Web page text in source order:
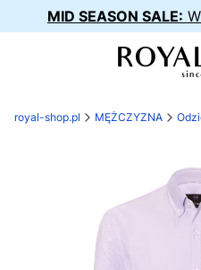
MID SEASON SALE:
royal-shop.pl MĘŻCZYZNA